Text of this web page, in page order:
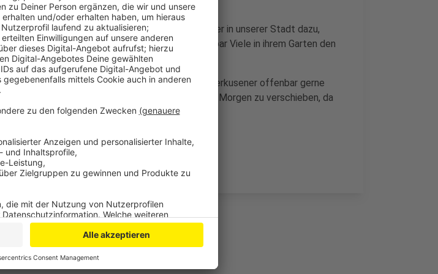
Temperaturen neigen zum Beispiel viele Einwohner in unserer Stadt dazu,
zu duschen. Und gerade am Abend füllen offenbar Viele in ihrem Garten den
und Blumen gießen machen wir Leverkusener offenbar gerne
rät dazu, diese Tätigkeiten auf den Morgen zu verschieben, da
nämlich noch voll.